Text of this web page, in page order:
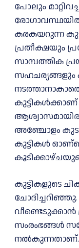
പോലും
കരകയറുന്ന
പ്രതീക്ഷയും
സാമ്പത്തിക
സഹചര്യങ്ങളും
കുട്ടികൾക്കാണ്
അഞ്ചോളം
കുട്ടികൾ
കുട്ടികളുടെ
വീണ്ടെടുക്കാൻ
സംരംഭങ്ങൾ
നൽകുന്നതാണ്.